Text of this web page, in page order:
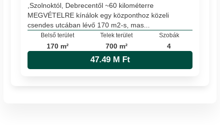
,Szolnoktól, Debrecentől ~60 kilométerre
MEGVÉTELRE kínálok egy központhoz közeli
csendes utcában lévő 170 m2-s, mas...
Belső terület
170 m²
Telek terület
700 m²
Szobák
4
47.49 M Ft